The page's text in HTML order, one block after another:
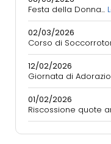
Festa della Donna...
02/03/2026
Corso di Soccorrotori
12/02/2026
Giornata di
01/02/2026
Riscossione quote